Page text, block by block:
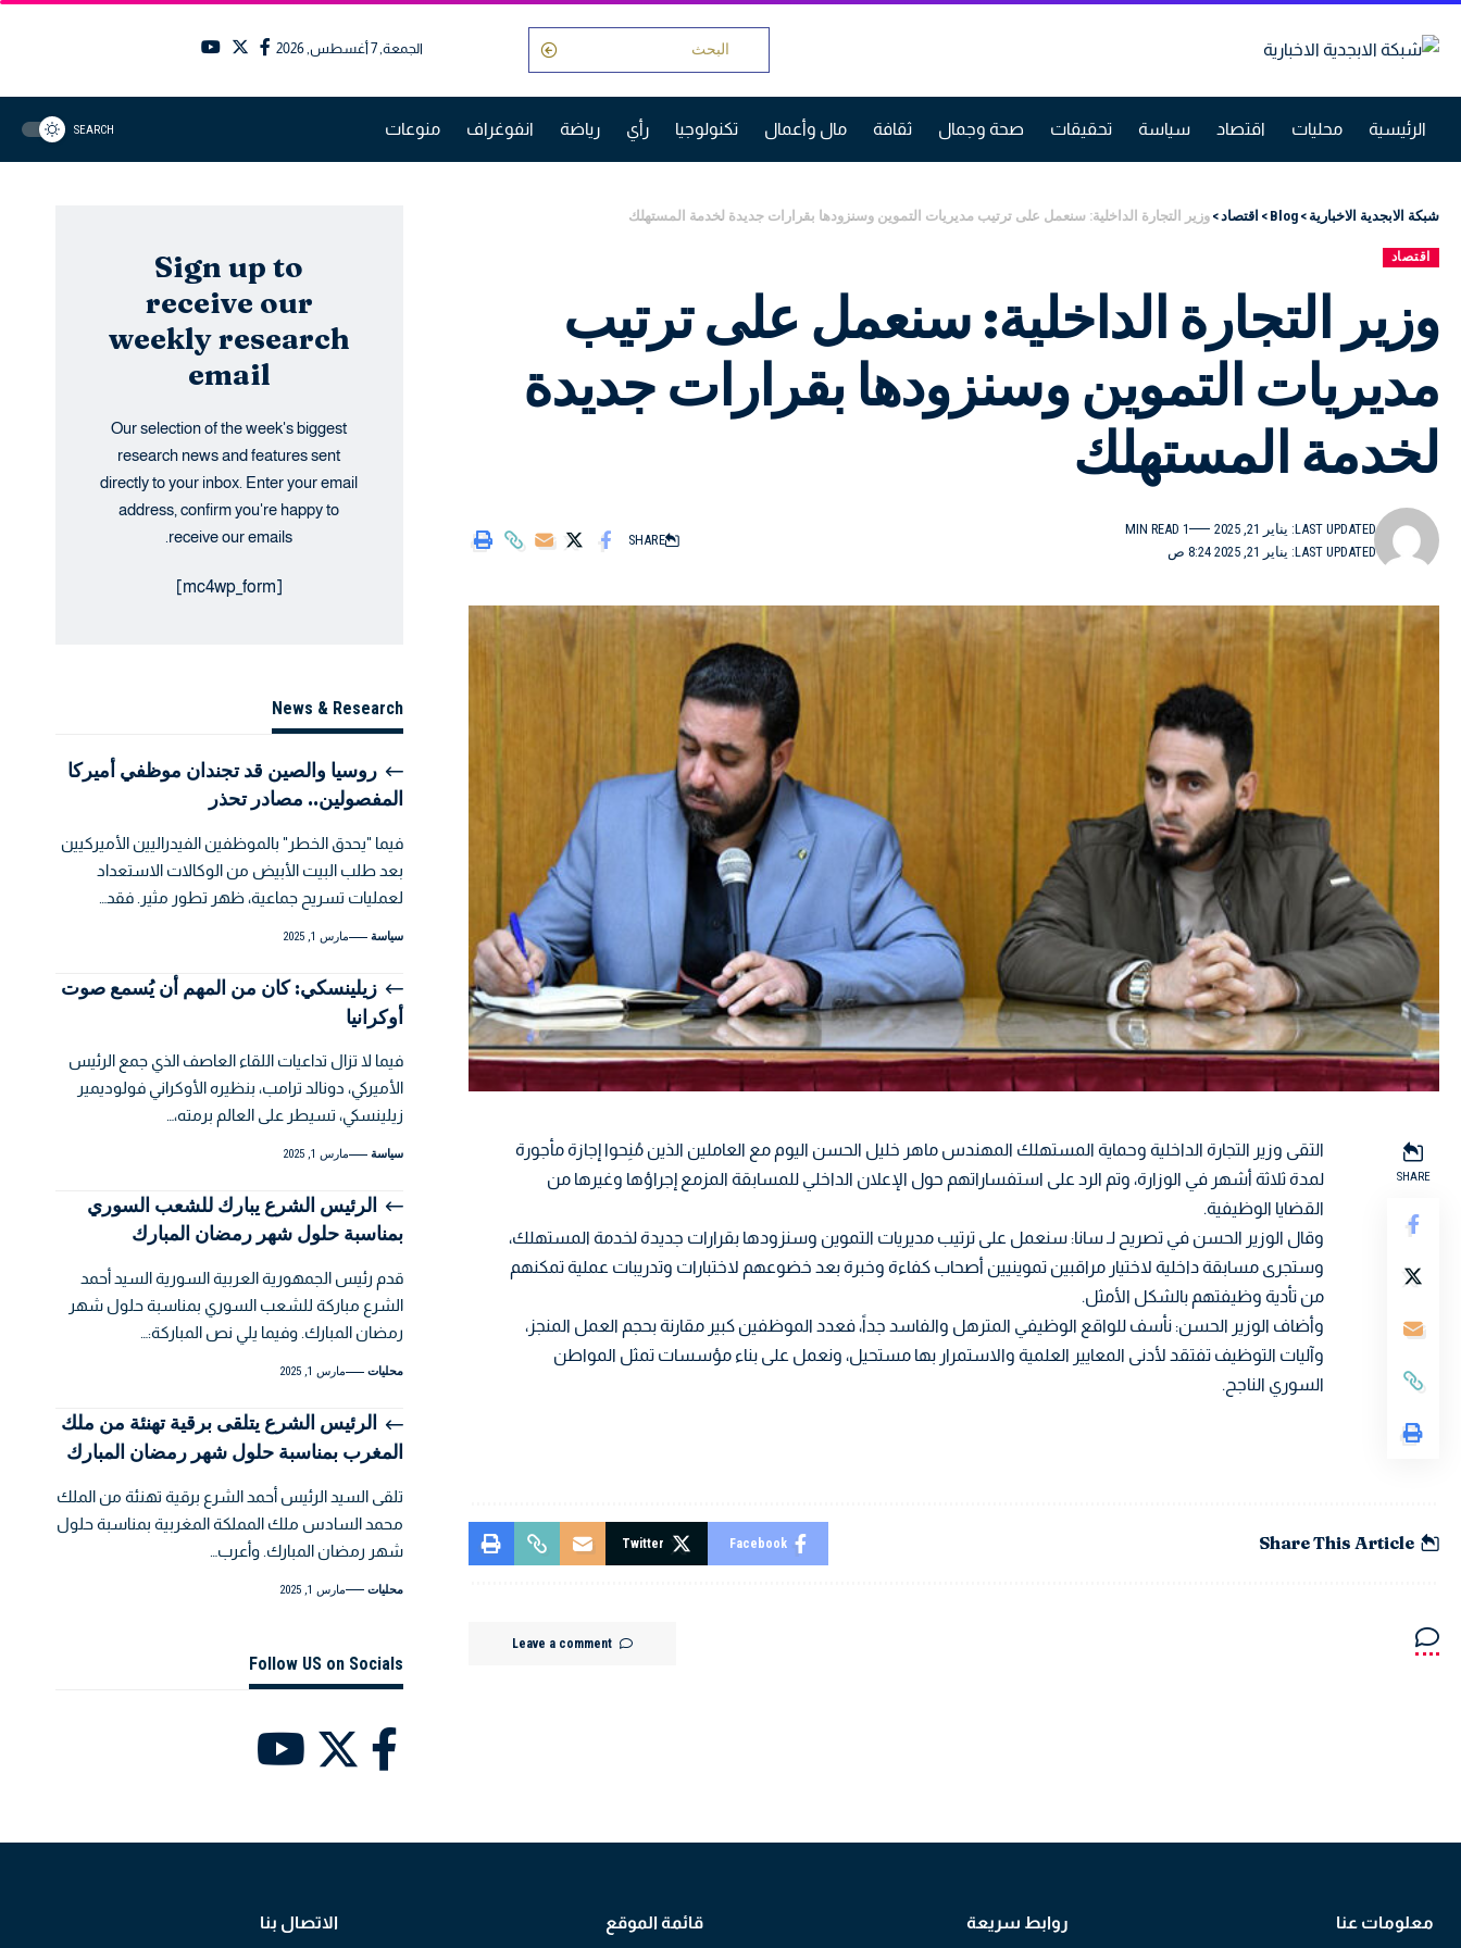
الجمعة, 7 أغسطس, 2026
الرئيسية محليات اقتصاد سياسة تحقيقات صحة وجمال ثقافة مال وأعمال تكنولوجيا رأي رياضة انفوغراف منوعات SEARCH
شبكة الابجدية الاخبارية >
Blog
> اقتصاد> وزير التجارة الداخلية: سنعمل على ترتيب مديريات التموين وسنزودها بقرارات جديدة لخدمة المستهلك
اقتصاد
وزير التجارة الداخلية: سنعمل على ترتيب
مديريات التموين وسنزودها بقرارات جديدة
لخدمة المستهلك
LAST UPDATED: يناير 21, 2025 8:24 ص
LAST UPDATED: يناير 21, 2025 1 MIN READ
SHARE
SHARE
التقى وزير التجارة الداخلية وحماية المستهلك المهندس ماهر خليل الحسن اليوم مع العاملين الذين مُنِحوا إجازة مأجورة
لمدة ثلاثة أشهر في الوزارة، وتم الرد على استفساراتهم حول الإعلان الداخلي للمسابقة المزمع إجراؤها وغيرها من
القضايا الوظيفية.
وقال الوزير الحسن في تصريح لـ سانا: سنعمل على ترتيب مديريات التموين وسنزودها بقرارات جديدة لخدمة المستهلك،
وستجرى مسابقة داخلية لاختيار مراقبين تموينيين أصحاب كفاءة وخبرة بعد خضوعهم لاختبارات وتدريبات عملية تمكنهم
من تأدية وظيفتهم بالشكل الأمثل.
وأضاف الوزير الحسن: نأسف للواقع الوظيفي المترهل والفاسد جداً، فعدد الموظفين كبير مقارنة بحجم العمل المنجز،
وآليات التوظيف تفتقد لأدنى المعايير العلمية والاستمرار بها مستحيل، ونعمل على بناء مؤسسات تمثل المواطن
السوري الناجح.
Share This Article
Facebook
Twitter
Leave a comment
Sign up to
receive our
weekly research
email
Our selection of the week's biggest
research news and features sent
directly to your inbox. Enter your email
address, confirm you're happy to
receive our emails.
[mc4wp_form]
News & Research
روسيا والصين قد تجندان موظفي أميركا
المفصولين.. مصادر تحذر
فيما "يحدق الخطر" بالموظفين الفيدراليين الأميركيين
بعد طلب البيت الأبيض من الوكالات الاستعداد
لعمليات تسريح جماعية، ظهر تطور مثير. فقد…
سياسة مارس 1, 2025
زيلينسكي: كان من المهم أن يُسمع صوت
أوكرانيا
فيما لا تزال تداعيات اللقاء العاصف الذي جمع الرئيس
الأميركي، دونالد ترامب، بنظيره الأوكراني فولوديمير
زيلينسكي، تسيطر على العالم برمته،…
سياسة مارس 1, 2025
الرئيس الشرع يبارك للشعب السوري
بمناسبة حلول شهر رمضان المبارك
قدم رئيس الجمهورية العربية السورية السيد أحمد
الشرع مباركة للشعب السوري بمناسبة حلول شهر
رمضان المبارك. وفيما يلي نص المباركة:…
محليات مارس 1, 2025
الرئيس الشرع يتلقى برقية تهنئة من ملك
المغرب بمناسبة حلول شهر رمضان المبارك
تلقى السيد الرئيس أحمد الشرع برقية تهنئة من الملك
محمد السادس ملك المملكة المغربية بمناسبة حلول
شهر رمضان المبارك. وأعرب…
محليات مارس 1, 2025
Follow US on Socials
معلومات عنا روابط سريعة قائمة الموقع الاتصال بنا